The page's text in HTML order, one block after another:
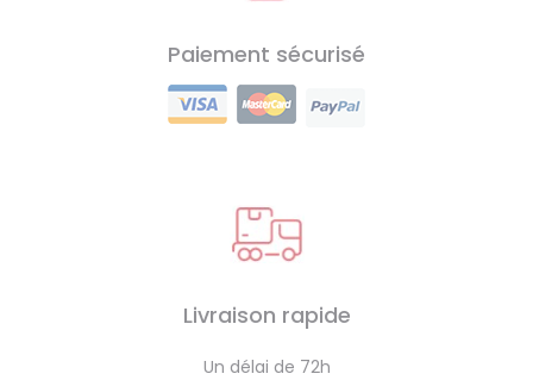
Paiement sécurisé
Livraison rapide
Un délai de 72h